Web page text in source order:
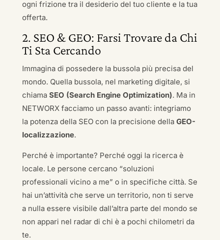
ogni frizione tra il desiderio del tuo cliente e la tua
offerta.
2. SEO & GEO: Farsi Trovare da Chi
Ti Sta Cercando
Immagina di possedere la bussola più precisa del
mondo. Quella bussola, nel marketing digitale, si
chiama SEO (Search Engine Optimization). Ma in
NETWORX facciamo un passo avanti: integriamo
la potenza della SEO con la precisione della GEO-
localizzazione.
Perché è importante? Perché oggi la ricerca è
locale. Le persone cercano “soluzioni
professionali vicino a me” o in specifiche città. Se
hai un’attività che serve un territorio, non ti serve
a nulla essere visibile dall’altra parte del mondo se
non appari nel radar di chi è a pochi chilometri da
te.